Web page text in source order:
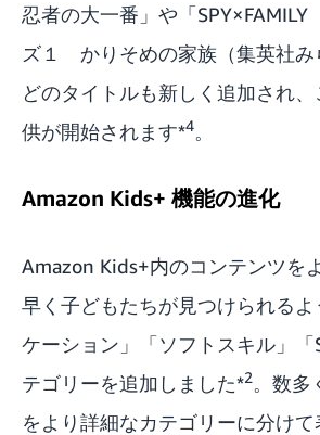
忍者の大一番」や「
ズ１ かりそめの家族（集英社み
どのタイトルも新しく追加され
供が開始されます*4。
Amazon Kids+ 機能の進化
Amazon Kids+内のコンテンツを
早く子どもたちが見つけられる
ケーション」「ソフトスキル」「
テゴリーを追加しました*2。数多
をより詳細なカテゴリーに分け